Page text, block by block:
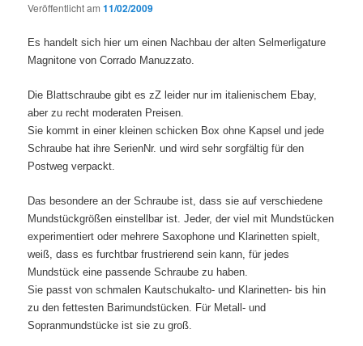
Veröffentlicht am11/02/2009
Es handelt sich hier um einen Nachbau der alten Selmerligature
Magnitone von Corrado Manuzzato.
Die Blattschraube gibt es zZ leider nur im italienischem Ebay,
aber zu recht moderaten Preisen.
Sie kommt in einer kleinen schicken Box ohne Kapsel und jede
Schraube hat ihre SerienNr. und wird sehr sorgfältig für den
Postweg verpackt.
Das besondere an der Schraube ist, dass sie auf verschiedene
Mundstückgrößen einstellbar ist. Jeder, der viel mit Mundstücken
experimentiert oder mehrere Saxophone und Klarinetten spielt,
weiß, dass es furchtbar frustrierend sein kann, für jedes
Mundstück eine passende Schraube zu haben.
Sie passt von schmalen Kautschukalto- und Klarinetten- bis hin
zu den fettesten Barimundstücken. Für Metall- und
Sopranmundstücke ist sie zu groß.